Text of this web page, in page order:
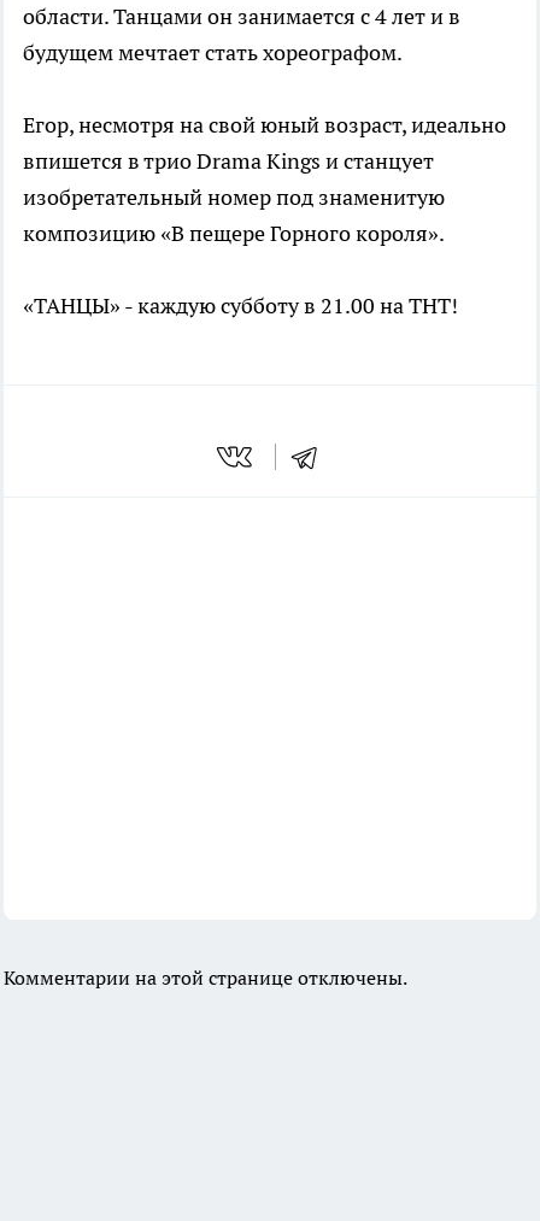
области. Танцами он занимается с 4 лет и в
будущем мечтает стать хореографом.
Егор, несмотря на свой юный возраст, идеально
впишется в трио Drama Kings и станцует
изобретательный номер под знаменитую
композицию «В пещере Горного короля».
«ТАНЦЫ» - каждую субботу в 21.00 на ТНТ!
Комментарии на этой странице отключены.